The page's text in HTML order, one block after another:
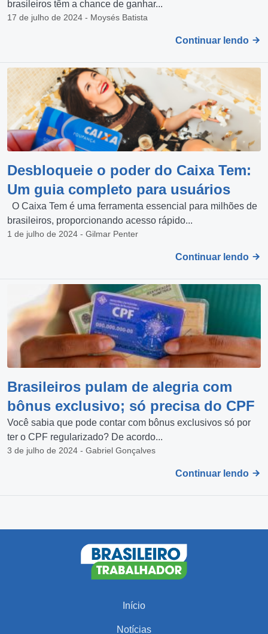
brasileiros têm a chance de ganhar...
17 de julho de 2024 - Moysés Batista
Continuar lendo
Desbloqueie o poder do Caixa Tem:
Um guia completo para usuários
O Caixa Tem é uma ferramenta essencial para milhões de
brasileiros, proporcionando acesso rápido...
1 de julho de 2024 - Gilmar Penter
Continuar lendo
Brasileiros pulam de alegria com
bônus exclusivo; só precisa do CPF
Você sabia que pode contar com bônus exclusivos só por
ter o CPF regularizado? De acordo...
3 de julho de 2024 - Gabriel Gonçalves
Continuar lendo
Início
Notícias